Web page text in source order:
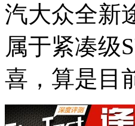
汽大众全新
属于紧凑级
喜，算是目